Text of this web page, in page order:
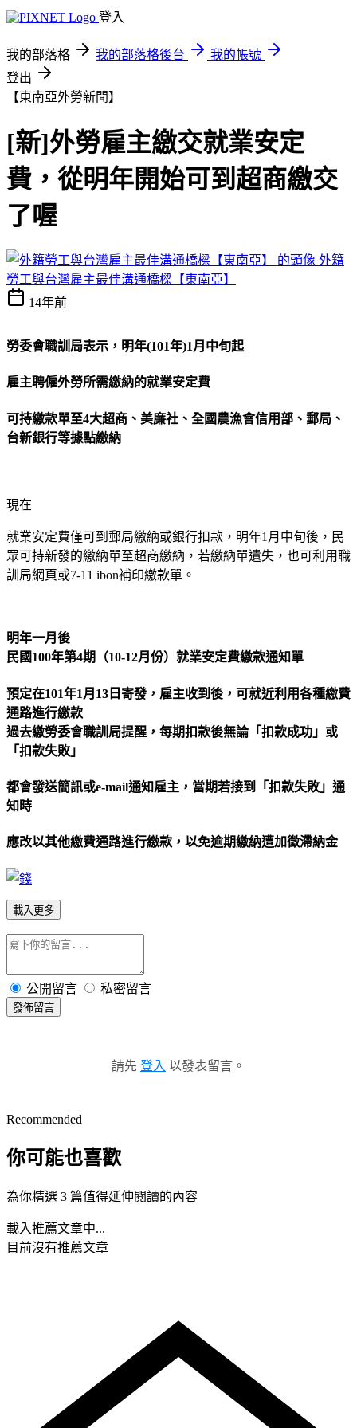
登入
我的部落格 我的部落格後台
我的帳號
登出
【東南亞外勞新聞】
[新]外勞雇主繳交就業安定
費，從明年開始可到超商繳交
了喔
外籍
勞工與台灣雇主最佳溝通橋樑【東南亞】
14年前
勞委會職訓局表示，明年(101年)1月中旬起
雇主聘僱外勞所需繳納的就業安定費
可持繳款單至4大超商、美廉社、全國農漁會信用部、郵局、
台新銀行等據點繳納
現在
就業安定費僅可到郵局繳納或銀行扣款，明年1月中旬後，民
眾可持新發的繳納單至超商繳納，若繳納單遺失，也可利用職
訓局網頁或7-11 ibon補印繳款單。
明年一月後
民國100年第4期（10-12月份）就業安定費繳款通知單
預定在101年1月13日寄發，雇主收到後，可就近利用各種繳費
通路進行繳款
過去繳勞委會職訓局提醒，每期扣款後無論「扣款成功」或
「扣款失敗」
都會發送簡訊或e-mail通知雇主，當期若接到「扣款失敗」通
知時
應改以其他繳費通路進行繳款，以免逾期繳納遭加徵滯納金
載入更多
公開留言 私密留言
發佈留言
請先 登入 以發表留言。
Recommended
你可能也喜歡
為你精選 3 篇值得延伸閱讀的內容
載入推薦文章中...
目前沒有推薦文章